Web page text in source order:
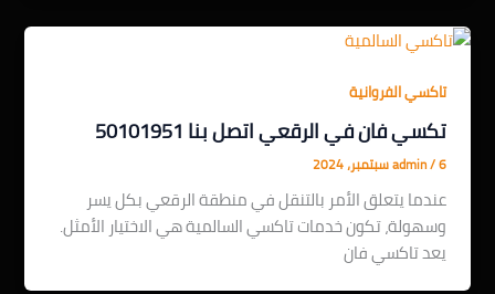
تاكسي الفروانية
تكسي فان في الرقعي اتصل بنا 50101951
admin/6 سبتمبر، 2024
عندما يتعلق الأمر بالتنقل في منطقة الرقعي بكل يسر
وسهولة، تكون خدمات تاكسي السالمية هي الاختيار الأمثل.
يعد تاكسي فان